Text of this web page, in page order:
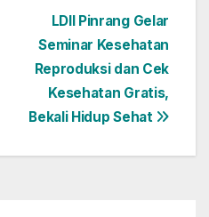
LDII Pinrang Gelar
Seminar Kesehatan
Reproduksi dan Cek
Kesehatan Gratis,
Bekali Hidup Sehat